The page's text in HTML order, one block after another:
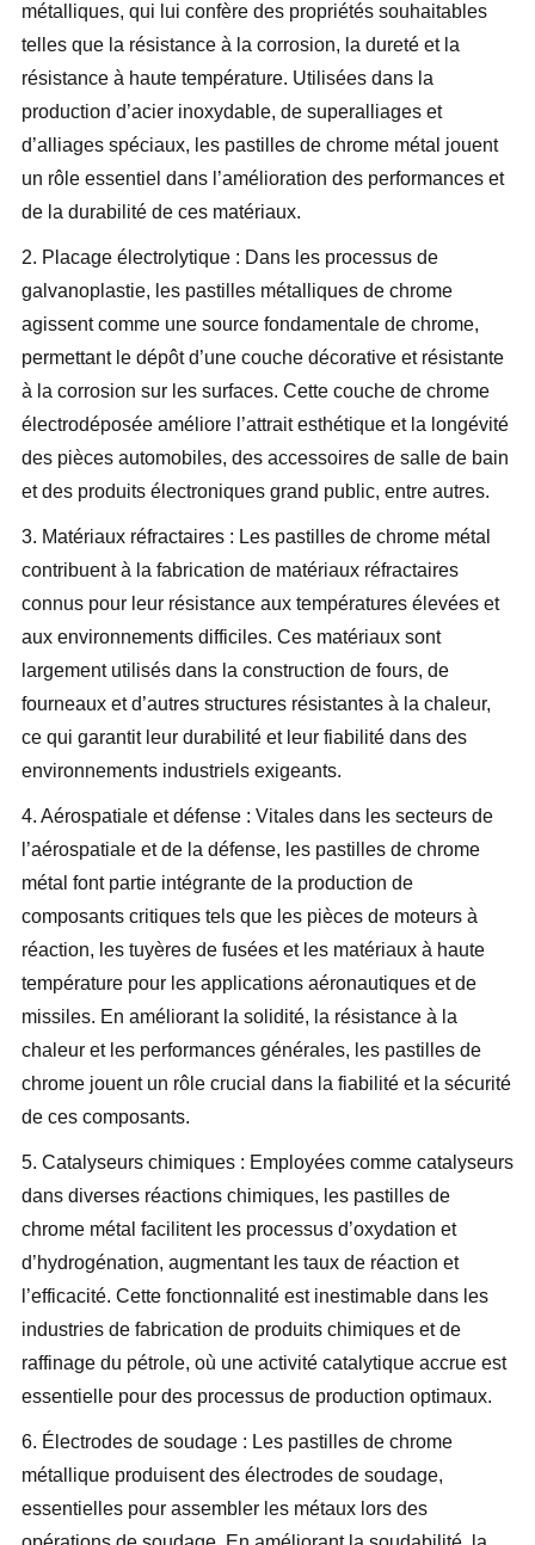
métalliques, qui lui confère des propriétés souhaitables
telles que la résistance à la corrosion, la dureté et la
résistance à haute température. Utilisées dans la
production d’acier inoxydable, de superalliages et
d’alliages spéciaux, les pastilles de chrome métal jouent
un rôle essentiel dans l’amélioration des performances et
de la durabilité de ces matériaux.
2. Placage électrolytique : Dans les processus de
galvanoplastie, les pastilles métalliques de chrome
agissent comme une source fondamentale de chrome,
permettant le dépôt d’une couche décorative et résistante
à la corrosion sur les surfaces. Cette couche de chrome
électrodéposée améliore l’attrait esthétique et la longévité
des pièces automobiles, des accessoires de salle de bain
et des produits électroniques grand public, entre autres.
3. Matériaux réfractaires : Les pastilles de chrome métal
contribuent à la fabrication de matériaux réfractaires
connus pour leur résistance aux températures élevées et
aux environnements difficiles. Ces matériaux sont
largement utilisés dans la construction de fours, de
fourneaux et d’autres structures résistantes à la chaleur,
ce qui garantit leur durabilité et leur fiabilité dans des
environnements industriels exigeants.
4. Aérospatiale et défense : Vitales dans les secteurs de
l’aérospatiale et de la défense, les pastilles de chrome
métal font partie intégrante de la production de
composants critiques tels que les pièces de moteurs à
réaction, les tuyères de fusées et les matériaux à haute
température pour les applications aéronautiques et de
missiles. En améliorant la solidité, la résistance à la
chaleur et les performances générales, les pastilles de
chrome jouent un rôle crucial dans la fiabilité et la sécurité
de ces composants.
5. Catalyseurs chimiques : Employées comme catalyseurs
dans diverses réactions chimiques, les pastilles de
chrome métal facilitent les processus d’oxydation et
d’hydrogénation, augmentant les taux de réaction et
l’efficacité. Cette fonctionnalité est inestimable dans les
industries de fabrication de produits chimiques et de
raffinage du pétrole, où une activité catalytique accrue est
essentielle pour des processus de production optimaux.
6. Électrodes de soudage : Les pastilles de chrome
métallique produisent des électrodes de soudage,
essentielles pour assembler les métaux lors des